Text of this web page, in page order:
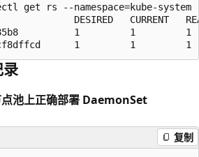
get rs --namespace=kube-system
DESIRED   CURRENT
1         1         1
池上正确部署 DaemonSet
复制